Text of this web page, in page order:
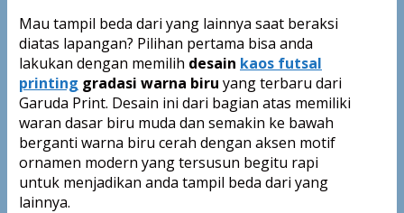
Mau tampil beda dari yang lainnya saat beraksi
diatas lapangan? Pilihan pertama bisa anda
lakukan dengan memilih desain kaos futsal
printing gradasi warna biru yang terbaru dari
Garuda Print. Desain ini dari bagian atas memiliki
waran dasar biru muda dan semakin ke bawah
berganti warna biru cerah dengan aksen motif
ornamen modern yang tersusun begitu rapi
untuk menjadikan anda tampil beda dari yang
lainnya.